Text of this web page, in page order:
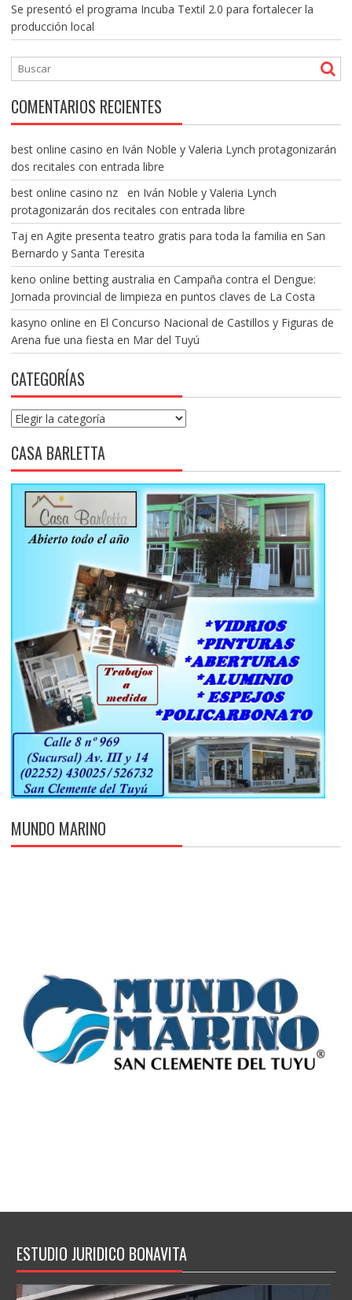
Se presentó el programa Incuba Textil 2.0 para fortalecer la
producción local
COMENTARIOS RECIENTES
best online casino en Iván Noble y Valeria Lynch protagonizarán
dos recitales con entrada libre
best online casino nz
en Iván Noble y Valeria Lynch
protagonizarán dos recitales con entrada libre
Taj en Agite presenta teatro gratis para toda la familia en San
Bernardo y Santa Teresita
keno online betting australia en Campaña contra el Dengue:
Jornada provincial de limpieza en puntos claves de La Costa
kasyno online en El Concurso Nacional de Castillos y Figuras de
Arena fue una fiesta en Mar del Tuyú
CATEGORÍAS
Categorías
CASA BARLETTA
MUNDO MARINO
ESTUDIO JURIDICO BONAVITA